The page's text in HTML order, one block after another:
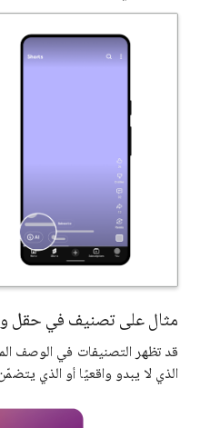
مثال على تصنيف في حقل
قد تظهر التصنيفات في الوصف
الذي لا يبدو واقعيًا أو الذي